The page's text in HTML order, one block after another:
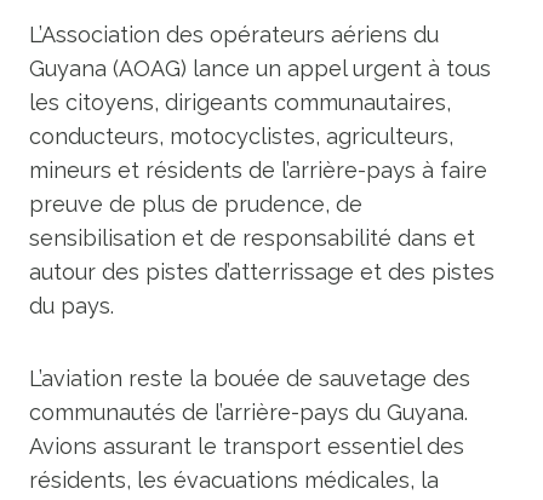
L’Association des opérateurs aériens du
Guyana (AOAG) lance un appel urgent à tous
les citoyens, dirigeants communautaires,
conducteurs, motocyclistes, agriculteurs,
mineurs et résidents de l’arrière-pays à faire
preuve de plus de prudence, de
sensibilisation et de responsabilité dans et
autour des pistes d’atterrissage et des pistes
du pays.
L’aviation reste la bouée de sauvetage des
communautés de l’arrière-pays du Guyana.
Avions assurant le transport essentiel des
résidents, les évacuations médicales, la